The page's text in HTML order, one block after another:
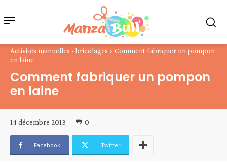
Activités manuelles - bricolages
Comment fabriquer un pompon
en laine
Comment fabriquer un pompon
en laine
14 décembre 2013 0
Facebook Twitter